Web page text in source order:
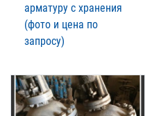
арматуру с хранения
(фото и цена по
запросу)